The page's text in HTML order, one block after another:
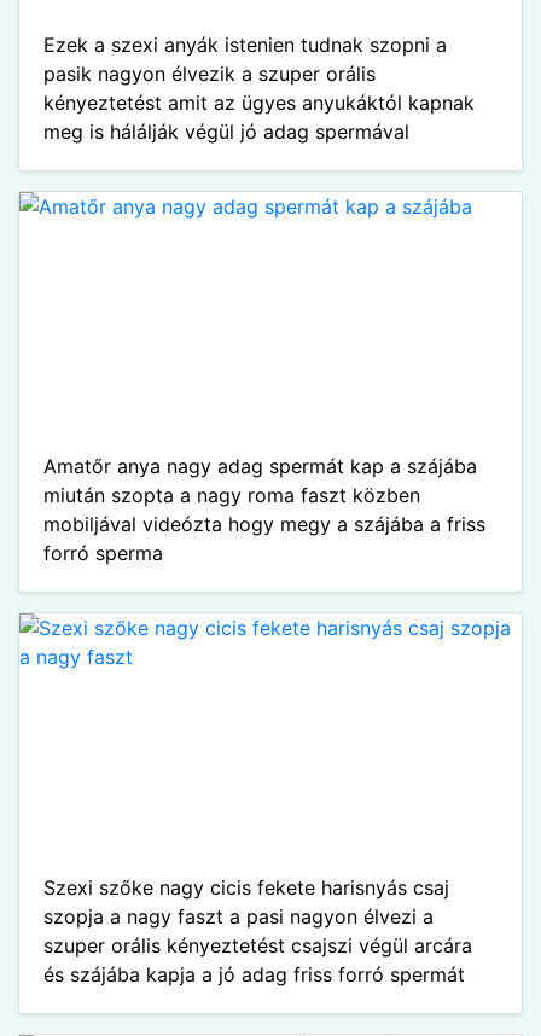
Ezek a szexi anyák istenien tudnak szopni a
pasik nagyon élvezik a szuper orális
kényeztetést amit az ügyes anyukáktól kapnak
meg is hálálják végül jó adag spermával
Amatőr anya nagy adag spermát kap a szájába
miután szopta a nagy roma faszt közben
mobiljával videózta hogy megy a szájába a friss
forró sperma
Szexi szőke nagy cicis fekete harisnyás csaj
szopja a nagy faszt a pasi nagyon élvezi a
szuper orális kényeztetést csajszi végül arcára
és szájába kapja a jó adag friss forró spermát